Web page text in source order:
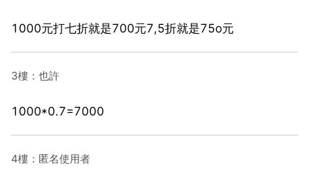
1000元打七折就是700元7,5折就是75o元
3樓：也許
1000*0.7=7000
4樓：匿名使用者